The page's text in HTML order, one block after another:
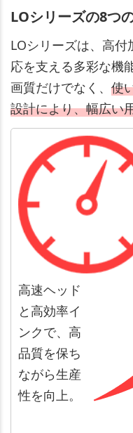
LOシリーズの8つ
LOシリーズは、高
応を支える多彩な機
画質だけでなく、 使
設計により、幅広い
高速ヘッド
と高効率イ
ンクで、高
品質を保ち
ながら生産
性を向上。